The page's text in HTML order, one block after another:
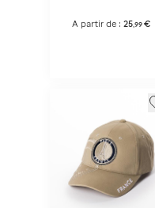
A partir de : 25, 99 €